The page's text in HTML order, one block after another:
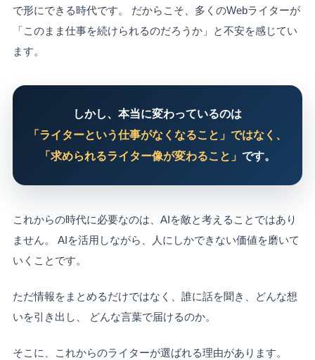
で形にできる時代です。 だからこそ、多くのWebライターが
「このまま仕事を続けられるのだろうか」と不安を感じてい
ます。
しかし、本当に変わっているのは
「ライターという仕事がなくなること」ではなく、
「求められるライター像が変わること」 です。
これからの時代に必要なのは、AIを敵と考えることではあり
ません。 AIを活用しながら、人にしかできない価値を磨いて
いくことです。
ただ情報をまとめるだけではなく、誰に話を聞き、どんな想
いを引き出し、 どんな言葉で届けるのか。
そこに、これからのライターが選ばれる理由があります。